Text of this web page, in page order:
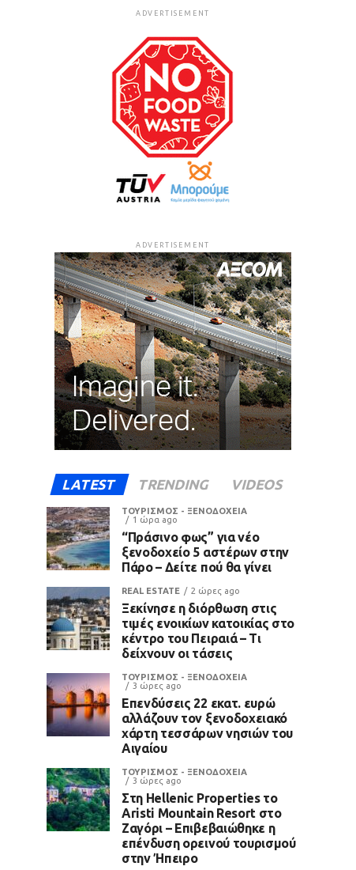
ADVERTISEMENT
ADVERTISEMENT
LATEST TRENDING VIDEOS
ΤΟΥΡΙΣΜΟΣ - ΞΕΝΟΔΟΧΕΙΑ
1 ώρα ago
“Πράσινο φως” για νέο
ξενοδοχείο 5 αστέρων στην
Πάρο – Δείτε πού θα γίνει
REAL ESTATE 2 ώρες ago
Ξεκίνησε η διόρθωση στις
τιμές ενοικίων κατοικίας στο
κέντρο του Πειραιά – Τι
δείχνουν οι τάσεις
ΤΟΥΡΙΣΜΟΣ - ΞΕΝΟΔΟΧΕΙΑ
3 ώρες ago
Επενδύσεις 22 εκατ. ευρώ
αλλάζουν τον ξενοδοχειακό
χάρτη τεσσάρων νησιών του
Αιγαίου
ΤΟΥΡΙΣΜΟΣ - ΞΕΝΟΔΟΧΕΙΑ
3 ώρες ago
Στη Hellenic Properties το
Aristi Mountain Resort στο
Ζαγόρι – Επιβεβαιώθηκε η
επένδυση ορεινού τουρισμού
στην Ήπειρο